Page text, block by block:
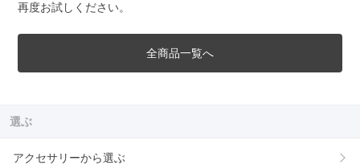
再度お試しください。
全商品一覧へ
選ぶ
アクセサリーから選ぶ